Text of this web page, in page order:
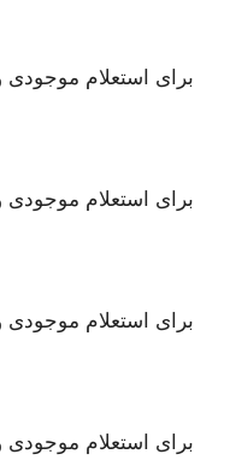
برای استعلام
برای استعلام
برای استعلام
برای استعلام